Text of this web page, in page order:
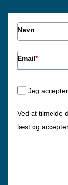
Navn
Email*
Jeg
Ved at tilmelde
læst og